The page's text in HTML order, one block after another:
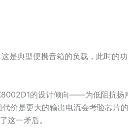
是典型便携音箱的负载，此时的
的设计倾向——为低阻抗扬
价是更大的输出电流会考验芯片
这一矛盾。